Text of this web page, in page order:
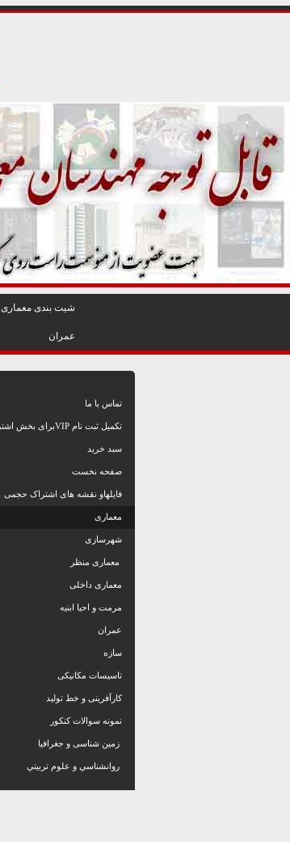
شيت بندی معماری
عمران
تماس با ما
تکمیل ثبت نام VIPبرای بخش اشتراکیها
سبد خرید
صفحه نخست
فایلهاو نقشه های اشتراک حجمی
معماری
شهرسازی
معماری منظر
معماری داخلی
مرمت و احیا ابنیه
عمران
سازه
تاسیسات مکانیکی
کارآفرینی و خط تولید
نمونه سوالات کنکور
زمین شناسی و جغرافیا
روانشناسي و علوم تربيتي